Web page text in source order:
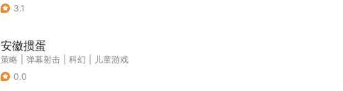
3.1
安徽掼蛋
策略 弹幕射击 科幻
儿童游戏
0.0